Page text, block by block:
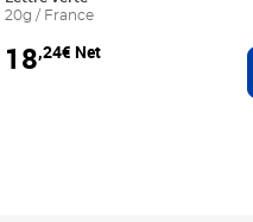
au panier
20g / France
18,24€ Net